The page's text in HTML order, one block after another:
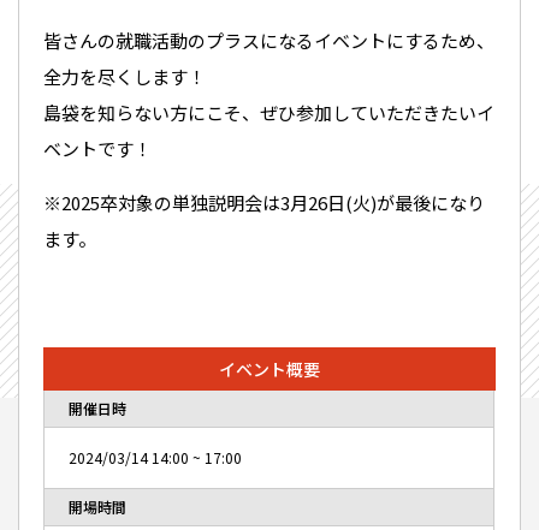
皆さんの就職活動のプラスになるイベントにするため、
全力を尽くします！
島袋を知らない方にこそ、ぜひ参加していただきたいイ
ベントです！
※2025卒対象の単独説明会は3月26日(火)が最後になり
ます。
イベント概要
開催日時
2024/03/1414:00 ~ 17:00
開場時間